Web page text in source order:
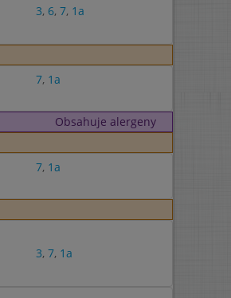
3, 6, 7, 1a
7, 1a
Obsahuje alergeny
7, 1a
3, 7, 1a